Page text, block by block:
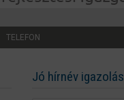
TELEFON
Jó hírnév igazolás